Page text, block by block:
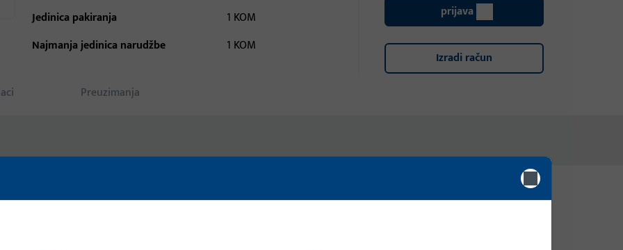
Jedinica pakiranja
1 KOM
Najmanja jedinica narudžbe
1 KOM
prijava
Izradi račun
Preuzimanja